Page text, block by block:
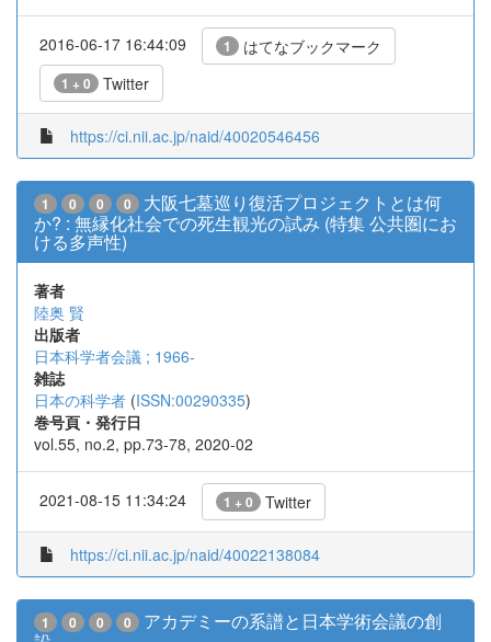
2016-06-17 16:44:09 1 はてなブックマーク
1 + 0 Twitter
https://ci.nii.ac.jp/naid/40020546456
1 0 0 0
大阪七墓巡り復活プロジェクトとは何
か? : 無縁化社会での死生観光の試み (特集 公共圏にお
ける多声性)
著者
陸奥 賢
出版者
日本科学者会議 ; 1966-
雑誌
日本の科学者 (ISSN:00290335)
巻号頁・発行日
vol.55, no.2, pp.73-78, 2020-02
2021-08-15 11:34:24 1 + 0 Twitter
https://ci.nii.ac.jp/naid/40022138084
1 0 0 0
アカデミーの系譜と日本学術会議の創